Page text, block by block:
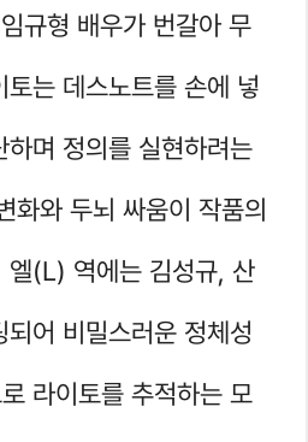
규형 배우가 번갈아 무
는 데스노트를 손에 넣
며 정의를 실현하려는
화와 두뇌 싸움이 작품의
엘(L) 역에는 김성규, 산
어 비밀스러운 정체성
라이토를 추적하는 모